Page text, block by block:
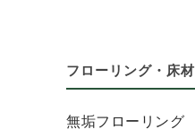
フローリング・床材
無垢フローリング